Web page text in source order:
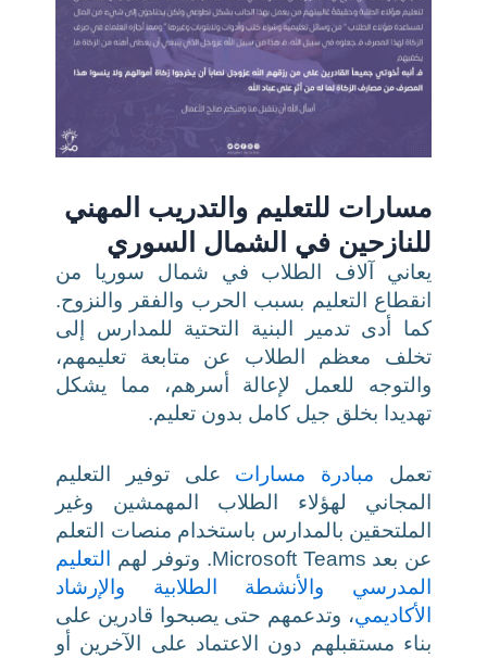
مسارات للتعليم والتدريب المهني
للنازحين في الشمال السوري
يعاني آلاف الطلاب في شمال سوريا من
انقطاع التعليم بسبب الحرب والفقر والنزوح.
كما أدى تدمير البنية التحتية للمدارس إلى
تخلف معظم الطلاب عن متابعة تعليمهم،
والتوجه للعمل لإعالة أسرهم، مما يشكل
تهديدا بخلق جيل كامل بدون تعليم.
تعمل مبادرة مسارات على توفير التعليم
المجاني لهؤلاء الطلاب المهمشين وغير
الملتحقين بالمدارس باستخدام منصات التعلم
عن بعد Microsoft Teams. وتوفر لهم
التعليم
المدرسي
والأنشطة الطلابية
والإرشاد
الأكاديمي، وتدعمهم حتى يصبحوا قادرين على
بناء مستقبلهم دون الاعتماد على الآخرين أو